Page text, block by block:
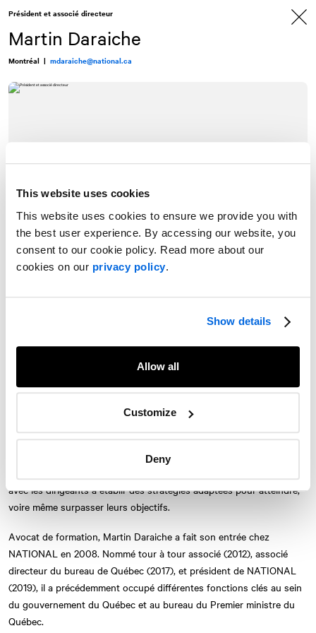
This website uses cookies
This website uses cookies to ensure we provide you with
the best user experience. By accessing our website, you
consent to our cookie policy. Read more about our
cookies on our privacy policy.
Show details
Allow all
Customize
Deny
contenu
navigation
Président et associé directeur
Martin Daraiche
Montréal | mdaraiche@national.ca
Montréal, Martin Daraiche dirige les activités de la Firme à Montréal
Reconnu pour sa capacité d’analyse, son franc-parler et sa vision
gestion enjeux complexes ou sensibles, ou pour des mandats et des
projets d’envergure pancanadienne ou internationale. S’inspirant de
sa vaste expérience politique et de sa connaissance très précise des
avec les dirigeants à établir des stratégies adaptées pour atteindre,
voire même surpasser leurs objectifs.
Avocat de formation, Martin Daraiche a fait son entrée chez
NATIONAL en 2008. Nommé tour à tour associé (2012), associé
directeur du bureau de Québec (2017), et président de NATIONAL
(2019), il a précédemment occupé différentes fonctions clés au sein
du gouvernement du Québec et au bureau du Premier ministre du
Québec.
© 2026 Le Cabinet de relations publiques NATIONAL, une entreprise d’AVENIR
GLOBAL
Conditions d'utilisation Politique de confidentialité
Accessibilité
Carte du site
S'abonner Nous joindre
Facebook